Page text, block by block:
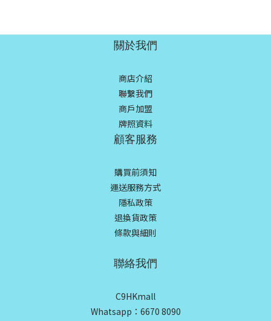
關於我們
商店介紹
聯繫我們
商戶加盟
牌照資料
顧客服務
購買前須知
運送服務方式
隱私政策
退換貨政策
條款與細則
聯絡我們
C9HKmall
Whatsapp：6670 8090